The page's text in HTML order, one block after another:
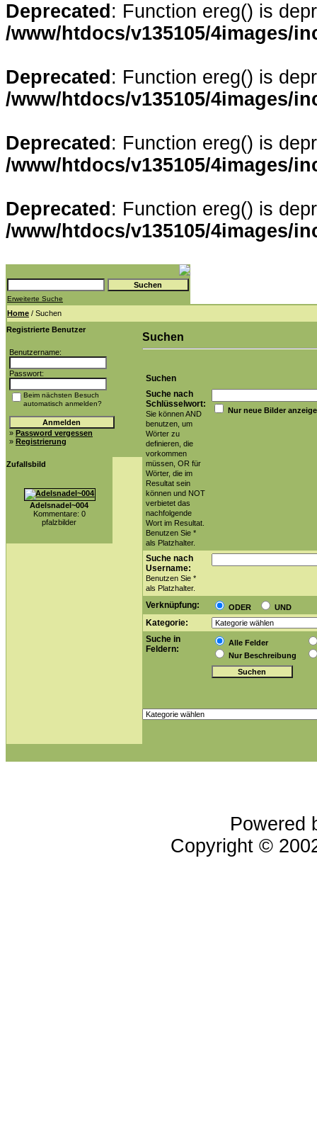
Deprecated : Function ereg() is
/www/htdocs/v135105/4images/
Deprecated : Function ereg() is
/www/htdocs/v135105/4images/
Deprecated : Function ereg() is
/www/htdocs/v135105/4images/
Deprecated : Function ereg() is
/www/htdocs/v135105/4images/
Erweiterte Suche
Home / Suchen
Registrierte Benutzer
Benutzername:
Passwort:
Beim nächsten Besuch
automatisch anmelden?
» Password vergessen
» Registrierung
Zufallsbild
Adelsnadel~004
Kommentare: 0
pfalzbilder
Suchen
Suchen
Suche nach
Schlüsselwort:
Sie können AND
benutzen, um
Wörter zu
definieren, die
vorkommen
müssen, OR für
Wörter, die im
Resultat sein
können und NOT
verbietet das
nachfolgende
Wort im Resultat.
Benutzen Sie *
als Platzhalter.
Nur neue Bilder
Suche nach
Username:
Benutzen Sie *
als Platzhalter.
Verknüpfung: ODER UND
Kategorie:
Suche in
Feldern:
Alle Felder
Nur Beschreibung
Powered
Copyright ©